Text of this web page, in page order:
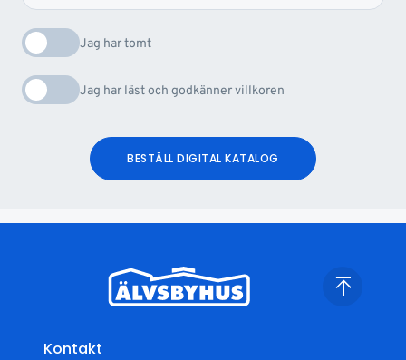
Jag har tomt
Jag har läst och godkänner villkoren
BESTÄLL DIGITAL KATALOG
Kontakt